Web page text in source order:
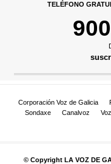
TELÉFONO
Corporación Voz de Galicia
Sondaxe
Canalvoz
© Copyright LA VOZ DE